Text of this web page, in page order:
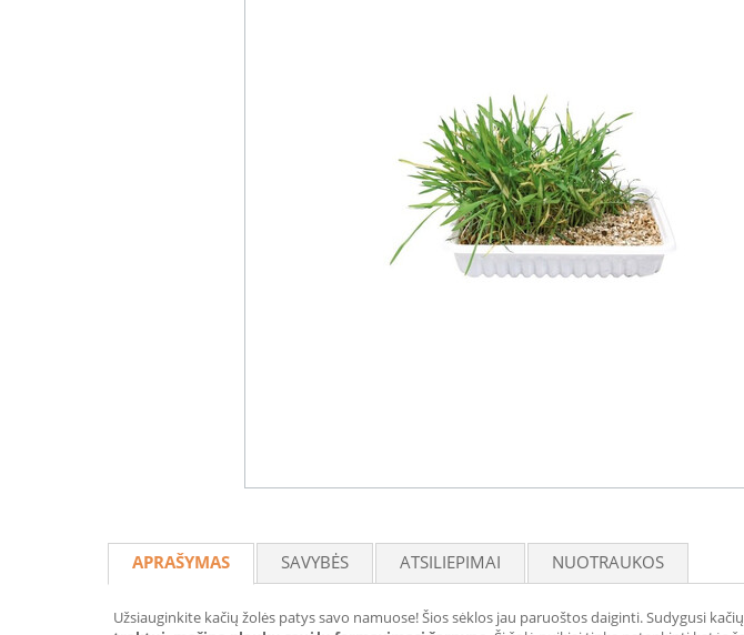
APRAŠYMAS SAVYBĖS ATSILIEPIMAI NUOTRAUKOS
Užsiauginkite kačių žolės patys savo namuose! Šios sėklos jau paruoštos daiginti. Sudygusi